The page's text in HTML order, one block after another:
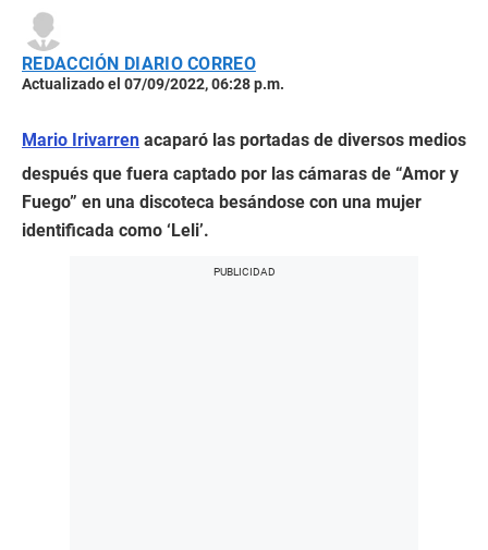
REDACCIÓN DIARIO CORREO
Actualizado el 07/09/2022, 06:28 p.m.
Mario Irivarren acaparó las portadas de diversos medios
después que fuera captado por las cámaras de “Amor y
Fuego” en una discoteca besándose con una mujer
identificada como ‘Leli’.